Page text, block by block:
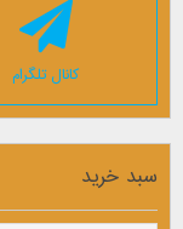
کانال تلگرام
سبد خرید